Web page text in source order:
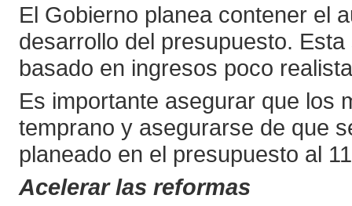
El Gobierno planea contener el
desarrollo del presupuesto.
basado en ingresos poco
Es importante asegurar que los
temprano y asegurarse de que
planeado en el presupuesto al
Acelerar las reformas